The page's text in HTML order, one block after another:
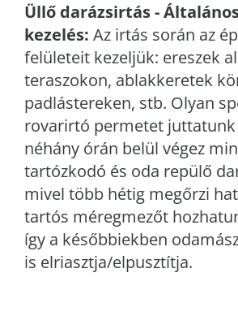
Üllő darázsirtás -
kezelés: Az irtás során az
felületeit kezeljük: ereszek
teraszokon, ablakkeretek
padlástereken, stb. Olyan
rovarirtó permetet
néhány órán belül végez
tartózkodó és oda repülő
mivel több hétig megőrzi
tartós méregmezőt
így a későbbiekben
is elriasztja/elpusztítja.